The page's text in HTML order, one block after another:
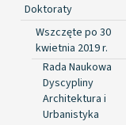
Doktoraty
Wszczęte po 30
kwietnia 2019 r.
Rada Naukowa
Dyscypliny
Architektura i
Urbanistyka